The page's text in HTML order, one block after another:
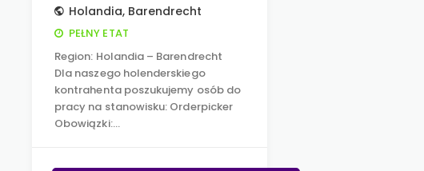
Holandia, Barendrecht
PEŁNY ETAT
Region: Holandia – Barendrecht
Dla naszego holenderskiego
kontrahenta poszukujemy osób do
pracy na stanowisku: Orderpicker
Obowiązki:…